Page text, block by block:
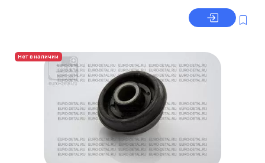
Нет в наличии